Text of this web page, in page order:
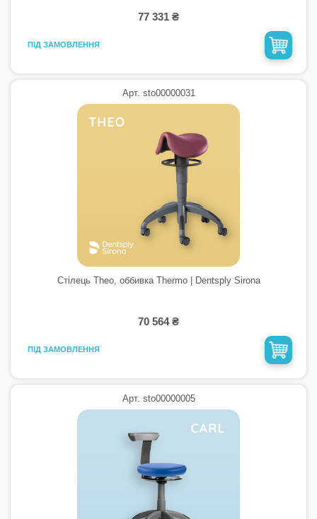
77 331 ₴
ПІД ЗАМОВЛЕННЯ
Арт. sto00000031
Стілець Theo, оббивка Thermo | Dentsply Sirona
70 564 ₴
ПІД ЗАМОВЛЕННЯ
Арт. sto00000005